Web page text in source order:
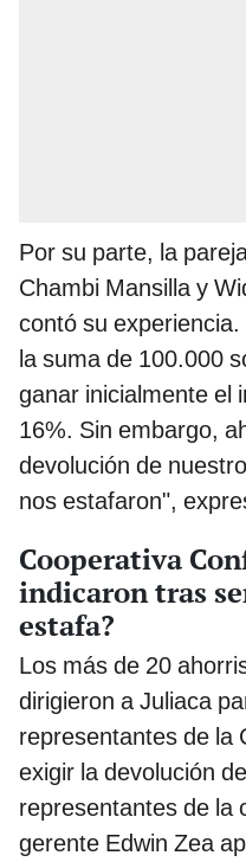
Por su parte, la
Chambi Mansilla y
contó su
la suma de 100.000
ganar inicialmente el
16%. Sin embargo,
devolución de
nos estafaron",
Cooperativa
indicaron tras
estafa?
Los más de 20
dirigieron a Juliaca
representantes de la
exigir la devolución
representantes de la
gerente Edwin Zea